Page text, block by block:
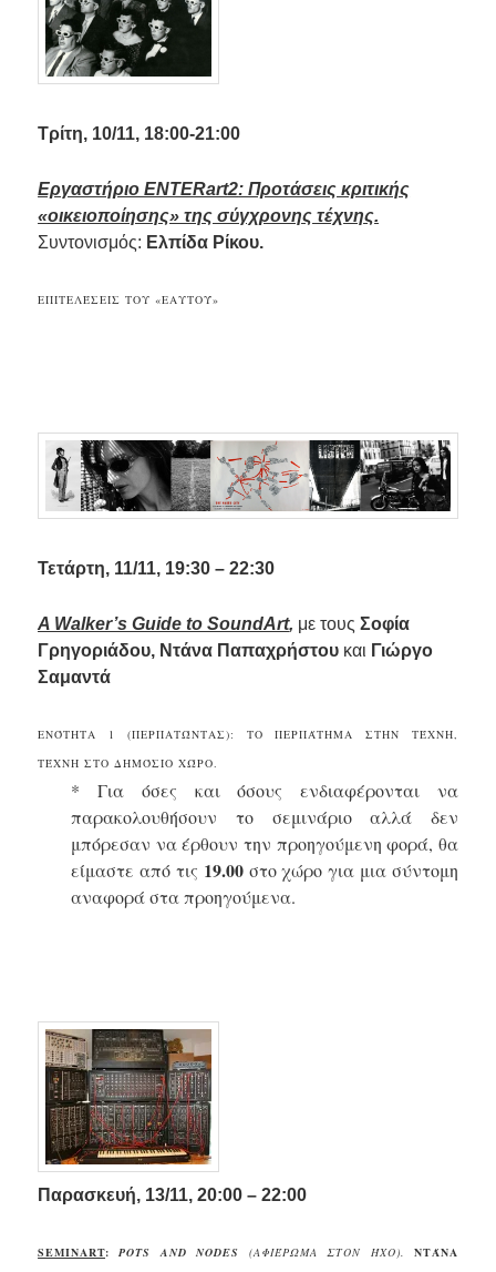
Τρίτη, 10/11, 18:00-21:00
Εργαστήριο ENTERart2: Προτάσεις κριτικής
«οικειοποίησης» της σύγχρονης τέχνης.
Συντονισμός: Ελπίδα Ρίκου.
ΕΠΙΤΕΛΈΣΕΙΣ ΤΟΥ «ΕΑΥΤΟΎ»
Τετάρτη, 11/11, 19:30 – 22:30
A Walker’s Guide to SoundArt, με τουςΣοφία
Γρηγοριάδου, Ντάνα Παπαχρήστου και Γιώργο
Σαμαντά
ΕΝΌΤΗΤΑ 1 (ΠΕΡΠΑΤΏΝΤΑΣ): ΤΟ ΠΕΡΠΆΤΗΜΑ ΣΤΗΝ ΤΈΧΝΗ,
ΤΈΧΝΗ ΣΤΟ ΔΗΜΌΣΙΟ ΧΏΡΟ.
* Για όσες και όσους ενδιαφέρονται να
παρακολουθήσουν το σεμινάριο αλλά δεν
μπόρεσαν να έρθουν την προηγούμενη φορά, θα
είμαστε από τις 19.00στο χώρο για μια σύντομη
αναφορά στα προηγούμενα.
Παρασκευή, 13/11, 20:00 – 22:00
SEMINART: POTS AND NODES (ΑΦΙΈΡΩΜΑ ΣΤΟΝ ΉΧΟ). ΝΤΆΝΑ